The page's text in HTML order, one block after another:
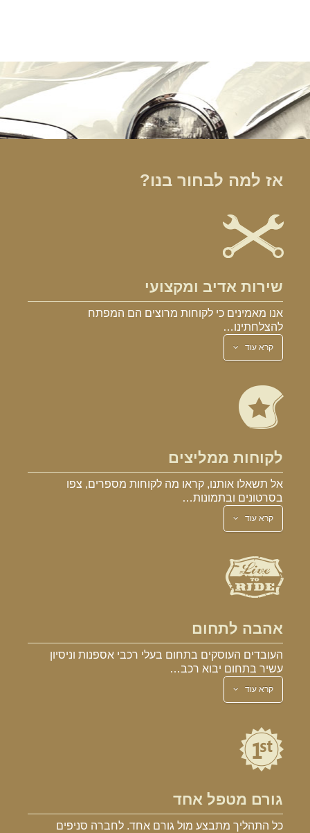
אז למה לבחור בנו?
שירות אדיב ומקצועי
אנו מאמינים כי לקוחות מרוצים הם המפתח
להצלחתינו…
קרא עוד
לקוחות ממליצים
אל תשאלו אותנו, קראו מה לקוחות מספרים, צפו
בסרטונים ובתמונות…
קרא עוד
אהבה לתחום
העובדים העוסקים בתחום בעלי רכבי אספנות וניסיון
עשיר בתחום יבוא רכב…
קרא עוד
גורם מטפל אחד
כל התהליך מתבצע מול גורם אחד. לחברה סניפים
במקום לקבל שטויות במייל, הירשם ותתחיל לקבל מאיתנו אהבה מוטורית